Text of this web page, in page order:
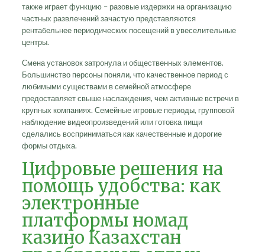
также играет функцию – разовые издержки на организацию
частных развлечений зачастую представляются
рентабельнее периодических посещений в увеселительные
центры.
Смена установок затронула и общественных элементов.
Большинство персоны поняли, что качественное период с
любимыми существами в семейной атмосфере
предоставляет свыше наслаждения, чем активные встречи в
крупных компаниях. Семейные игровые периоды, групповой
наблюдение видеопроизведений или готовка пищи
сделались восприниматься как качественные и дорогие
формы отдыха.
Цифровые решения на
помощь удобства: как
электронные
платформы номад
казино Казахстан